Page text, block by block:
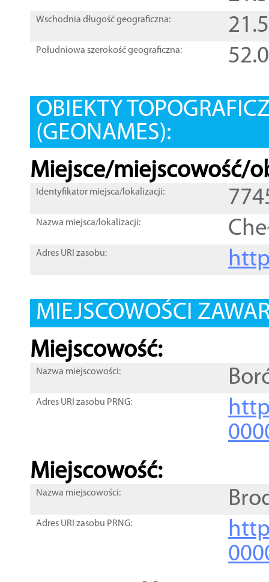
Wschodnia długość geograficzna:
Południowa szerokość geograficzna:
OBIEKTY
(GEONAMES):
Miejsce/miejscowość/
Identyfikator miejsca/lokalizacji:
Nazwa miejsca/lokalizacji:
Adres URI zasobu:
MIEJSCOWOŚCI
Miejscowość:
Nazwa miejscowości:
Adres URI zasobu PRNG:
Miejscowość:
Nazwa miejscowości:
Adres URI zasobu PRNG: